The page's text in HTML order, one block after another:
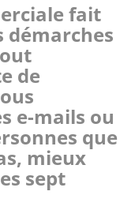
fait
démarches
de
e-mails ou
que
mieux
sept